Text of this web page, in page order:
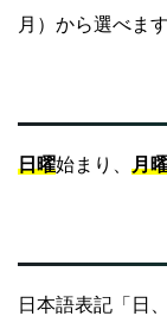
月）から選べます
日曜始まり、 月
日本語表記「日